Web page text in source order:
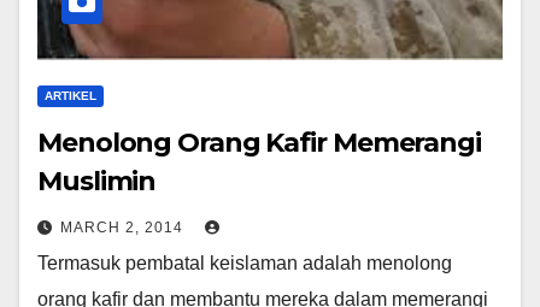
ARTIKEL
Menolong Orang Kafir Memerangi
Muslimin
MARCH 2, 2014
Termasuk pembatal keislaman adalah menolong
orang kafir dan membantu mereka dalam memerangi